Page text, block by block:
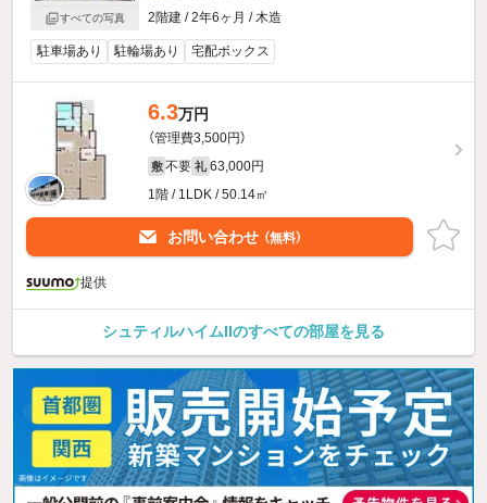
すべての写真
2階建 / 2年6ヶ月 / 木造
駐車場あり 駐輪場あり 宅配ボックス
6.3万円
（管理費3,500円）
敷 不要 礼 63,000円
1階 / 1LDK / 50.14㎡
お問い合わせ （無料）
提供
シュティルハイムIIのすべての部屋を見る